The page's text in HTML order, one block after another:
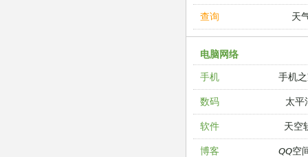
查询 天
电脑网络
手机
手机
数码 太平
软件 天空
博客 QQ空